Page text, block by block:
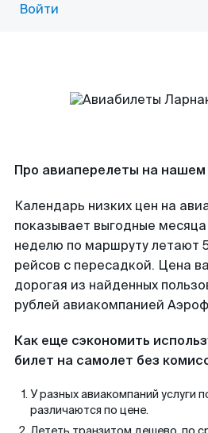
Войти
Про авиаперелеты на нашем
Календарь низких цен на
показывает выгодные
неделю по маршруту летают
рейсов с пересадкой. Цена
дорогая из найденных
рублей авиакомпанией
Как еще сэкономить
билет на самолет без
У разных авиакомпаний услуги
различаются по цене.